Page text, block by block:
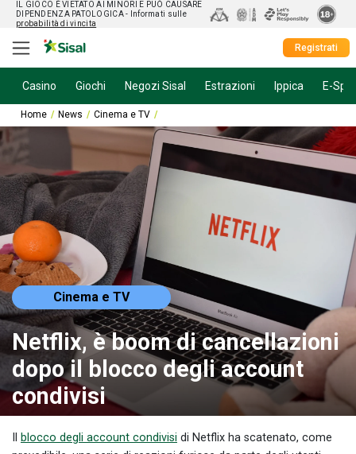
IL GIOCO È VIETATO AI MINORI E PUÒ CAUSARE
DIPENDENZA PATOLOGICA - Informati sulle
probabilità di vincita
Registrati
Casino Giochi Negozi Sisal Estrazioni Ippica E-
Home News Cinema e TV
Cinema e TV
Netflix, è boom di cancellazioni
dopo il blocco degli account
condivisi
blocco degli account condivisi di Netflix ha scatenato, come